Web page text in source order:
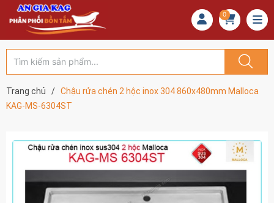
0
Trang chủ / Chậu rửa chén 2 hộc inox 304 860x480mm Malloca
KAG-MS-6304ST